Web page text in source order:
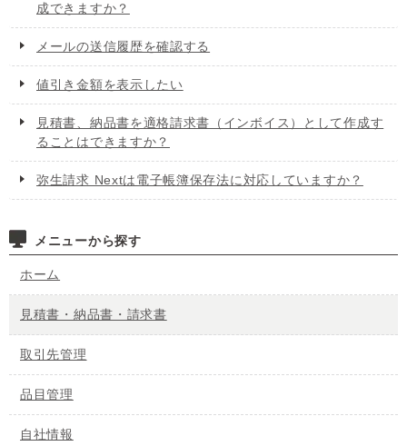
成できますか？
メールの送信履歴を確認する
値引き金額を表示したい
見積書、納品書を適格請求書（インボイス）として作成す
ることはできますか？
弥生請求 Nextは電子帳簿保存法に対応していますか？
メニューから探す
ホーム
見積書・納品書・請求書
取引先管理
品目管理
自社情報